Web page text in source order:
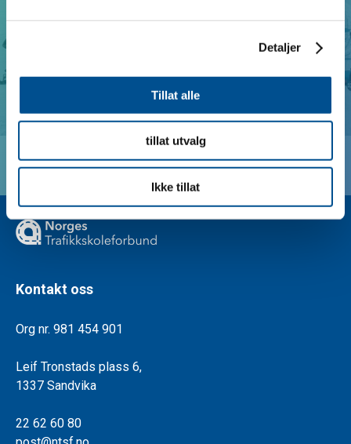
Detaljer
Tillat alle
tillat utvalg
Ikke tillat
Lurer du på hvor du kan ta førerkort for snøscooter?
klasse S her!
Finn trafikkskole
Kontakt oss
Org nr. 981 454 901
Leif Tronstads plass 6,
1337 Sandvika
22 62 60 80